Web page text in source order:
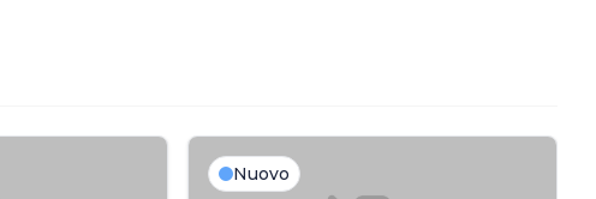
Nuovo